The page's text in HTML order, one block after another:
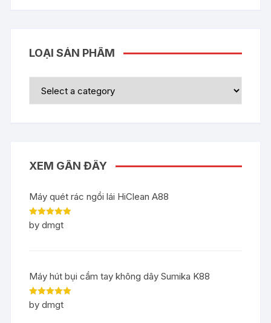
LOẠI SẢN PHẨM
XEM GẦN ĐÂY
Máy quét rác ngồi lái HiClean A88
Rated5out
of 5
by dmgt
Máy hút bụi cầm tay không dây Sumika K88
Rated5out
of 5
by dmgt